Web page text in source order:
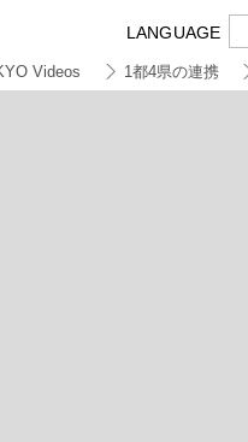
LANGUAGE
Videos 1都4県の連携